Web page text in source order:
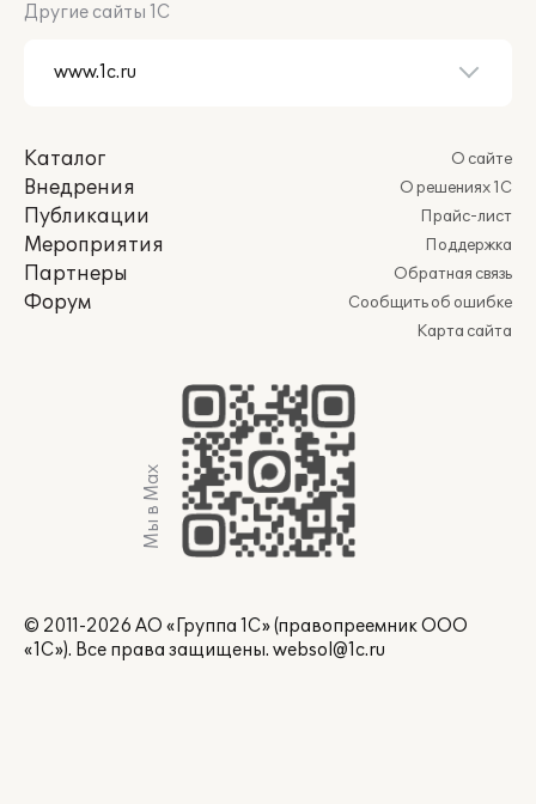
Другие сайты 1С
Каталог
Внедрения
Публикации
Мероприятия
Партнеры
Форум
О сайте
О решениях 1С
Прайс-лист
Поддержка
Обратная связь
Сообщить об ошибке
Карта сайта
Мы в Max
© 2011-2026 АО «Группа 1С» (правопреемник ООО
«1С»). Все права защищены. websol@1c.ru